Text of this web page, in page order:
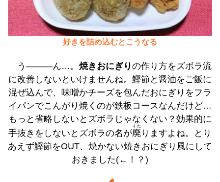
好きを詰め込むとこうなる
う―――ん…。 焼きおにぎりの作り方をズボラ流
に改善しないといけませんね。鰹節と醤油をご飯に
混ぜ込んで、味噌かチーズを包んだおにぎりをフラ
イパンでこんがり焼くのが鉄板コースなんだけど…
もっと省略しないとズボラじゃなくない？効果的に
手抜きをしないとズボラの名が廃
すた
りますよね。とり
あえず鰹節をOUT、焼かない焼きおにぎり風にして
おきました(←！？)